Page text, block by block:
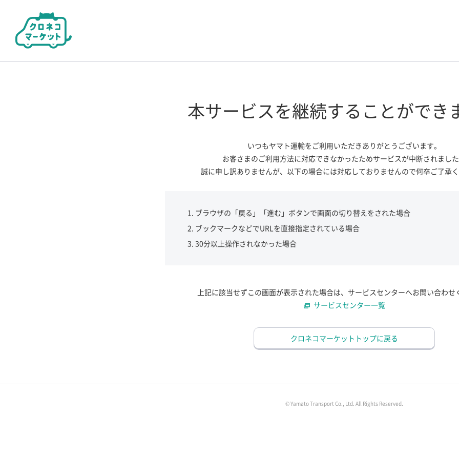
本サービスを継続する ことができ
いつもヤマト運輸をご利用いただきありがとうございます。
お客さまのご利用方法に対応できなかったためサービスが中断されました
誠に申し訳ありませんが、 以下の場合には対応しておりませんので何卒ご了承く
ブラウザの「戻る」「進む」ボタンで画面の切り替えをされた場合
ブックマークなどでURLを直接指定されている場合
30分以上操作されなかった場合
上記に該当せずこの画面が表示された場合は、サービスセンターへお問い合わせ
サービスセンター一覧
クロネコマーケットトップに戻る
© Yamato Transport Co., Ltd. All Rights Reserved.